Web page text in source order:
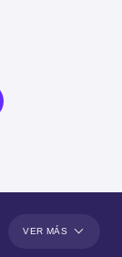
VER MÁS